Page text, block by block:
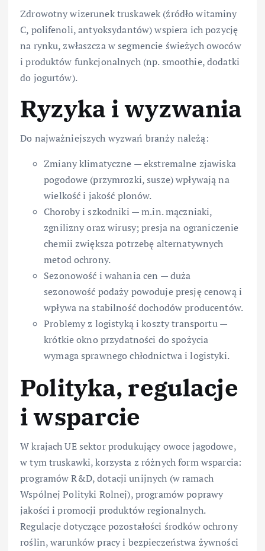
Zdrowotny wizerunek truskawek (źródło witaminy
C, polifenoli, antyoksydantów) wspiera ich pozycję
na rynku, zwłaszcza w segmencie świeżych owoców
i produktów funkcjonalnych (np. smoothie, dodatki
do jogurtów).
Ryzyka i wyzwania
Do najważniejszych wyzwań branży należą:
Zmiany klimatyczne — ekstremalne zjawiska
pogodowe (przymrozki, susze) wpływają na
wielkość i jakość plonów.
Choroby i szkodniki — m.in. mączniaki,
zgnilizny oraz wirusy; presja na ograniczenie
chemii zwiększa potrzebę alternatywnych
metod ochrony.
Sezonowość i wahania cen — duża
sezonowość podaży powoduje presję cenową i
wpływa na stabilność dochodów producentów.
Problemy z logistyką i koszty transportu —
krótkie okno przydatności do spożycia
wymaga sprawnego chłodnictwa i logistyki.
Polityka, regulacje
i wsparcie
W krajach UE sektor produkujący owoce jagodowe,
w tym truskawki, korzysta z różnych form wsparcia:
programów R&D, dotacji unijnych (w ramach
Wspólnej Polityki Rolnej), programów poprawy
jakości i promocji produktów regionalnych.
Regulacje dotyczące pozostałości środków ochrony
roślin, warunków pracy i bezpieczeństwa żywności